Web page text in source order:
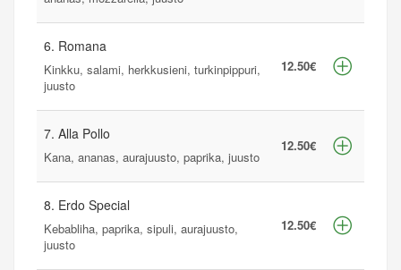
6. Romana
Kinkku, salami, herkkusieni, turkinpippuri,
juusto
12.50€
7. Alla Pollo
Kana, ananas, aurajuusto, paprika, juusto
12.50€
8. Erdo Special
Kebabliha, paprika, sipuli, aurajuusto,
juusto
12.50€